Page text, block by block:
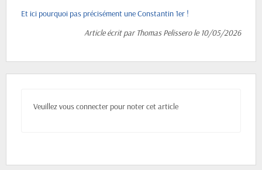
Et ici pourquoi pas précisément une Constantin 1er !
Article écrit par Thomas Pelissero le 10/05/2026
Veuillez vous connecter pour noter cet article